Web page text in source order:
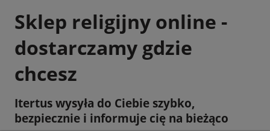
Sklep religijny online -
dostarczamy gdzie
chcesz
Itertus wysyła do Ciebie szybko,
bezpiecznie i informuje cię na bieżąco